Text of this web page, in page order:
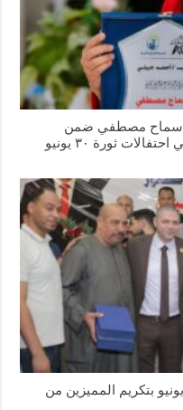
سماح مصطفي ضمن
ثورة ٣٠ يونيو
النائب د.احمد جبيلي يحيي ذكري ٣٠ يونيو بتكريم المميزين من